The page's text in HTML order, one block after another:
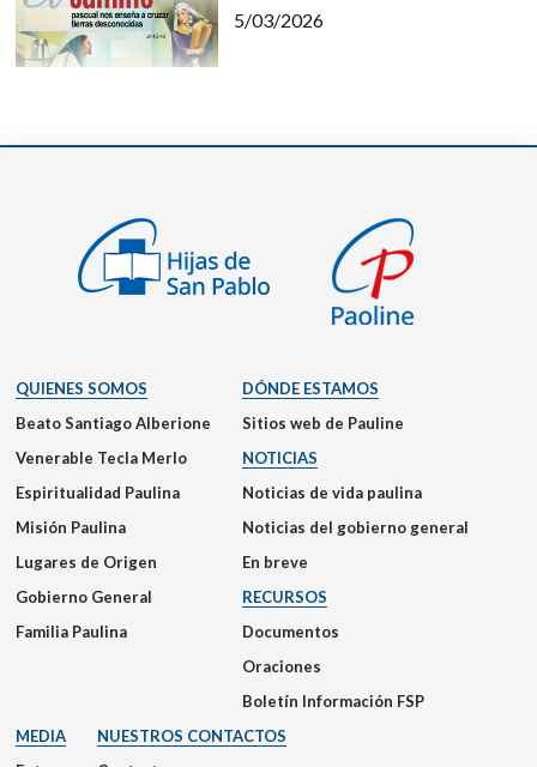
5/03/2026
QUIENES SOMOS
Beato Santiago Alberione
Venerable Tecla Merlo
Espiritualidad Paulina
Misión Paulina
Lugares de Origen
Gobierno General
Familia Paulina
DÓNDE ESTAMOS
Sitios web de Pauline
NOTICIAS
Noticias de vida paulina
Noticias del gobierno general
En breve
RECURSOS
Documentos
Oraciones
Boletín Información FSP
MEDIA
NUESTROS CONTACTOS